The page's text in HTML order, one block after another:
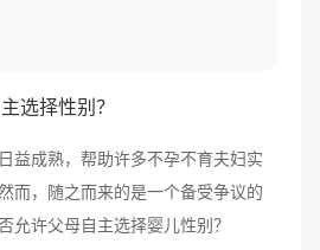
选择性别？
益成熟，帮助许多不孕不育夫妇实
而，随之而来的是一个备受争议的
允许父母自主选择婴儿性别？